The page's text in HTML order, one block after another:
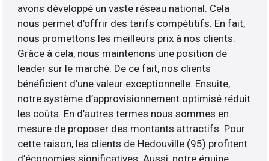
avons développé un vaste réseau national. Cela
nous permet d’offrir des tarifs compétitifs. En fait,
nous promettons les meilleurs prix à nos clients.
Grâce à cela, nous maintenons une position de
leader sur le marché. De ce fait, nos clients
bénéficient d’une valeur exceptionnelle. Ensuite,
notre système d’approvisionnement optimisé réduit
les coûts. En d’autres termes nous sommes en
mesure de proposer des montants attractifs. Pour
cette raison, les clients de Hedouville (95) profitent
d’économies significatives. Aussi, notre équipe